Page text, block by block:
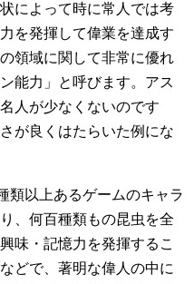
によって時に常人では考
を発揮して偉業を達成す
領域に関して非常に優れ
能力」と呼びます。アス
人が少なくないのです
が良くはたらいた例にな
類以上あるゲームのキャラ
、何百種類もの昆虫を全
味・記憶力を発揮するこ
どで、著明な偉人の中に